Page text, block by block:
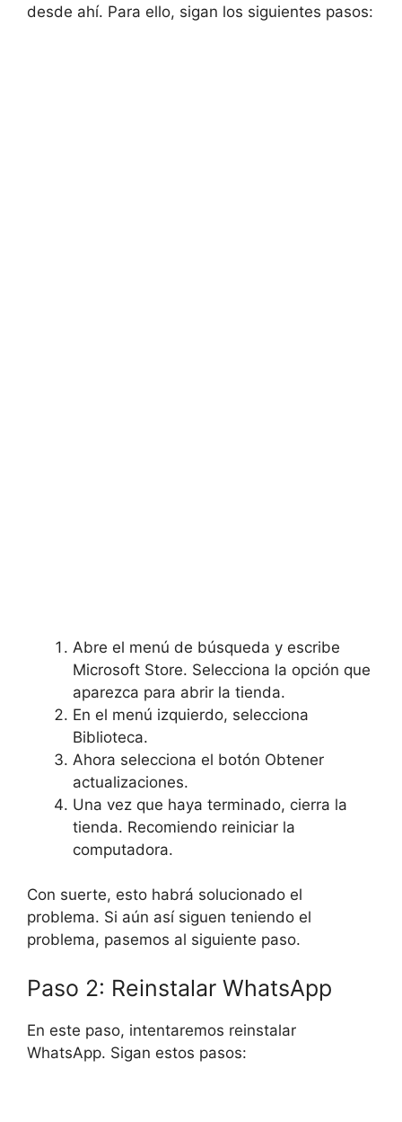
desde ahí. Para ello, sigan los siguientes pasos:
Abre el menú de búsqueda y escribe
Microsoft Store. Selecciona la opción que
aparezca para abrir la tienda.
En el menú izquierdo, selecciona
Biblioteca.
Ahora selecciona el botón Obtener
actualizaciones.
Una vez que haya terminado, cierra la
tienda. Recomiendo reiniciar la
computadora.
Con suerte, esto habrá solucionado el
problema. Si aún así siguen teniendo el
problema, pasemos al siguiente paso.
Paso 2: Reinstalar WhatsApp
En este paso, intentaremos reinstalar
WhatsApp. Sigan estos pasos: